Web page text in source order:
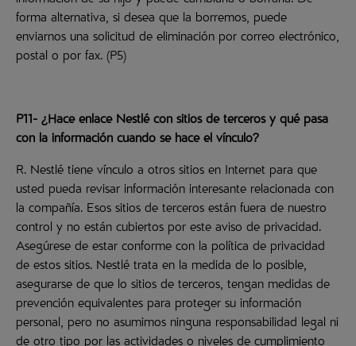
forma alternativa, si desea que la borremos, puede
enviarnos una solicitud de eliminación por correo electrónico,
postal o por fax. (P5)
P11- ¿Hace enlace Nestlé con sitios de terceros y qué pasa
con la información cuando se hace el vínculo?
R. Nestlé tiene vínculo a otros sitios en Internet para que
usted pueda revisar información interesante relacionada con
la compañía. Esos sitios de terceros están fuera de nuestro
control y no están cubiertos por este aviso de privacidad.
Asegúrese de estar conforme con la política de privacidad
de estos sitios. Nestlé trata en la medida de lo posible,
asegurarse de que lo sitios de terceros, tengan medidas de
prevención equivalentes para proteger su información
personal, pero no asumimos ninguna responsabilidad legal ni
de otro tipo por las actividades o niveles de cumplimiento